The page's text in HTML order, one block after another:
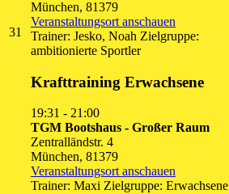
31
31.
August
München, 81379
Veranstaltungsort anschauen
Trainer: Jesko, Noah Zielgruppe:
ambitionierte Sportler
Krafttraining Erwachsene
19:31 - 21:00
TGM Bootshaus - Großer Raum
Zentralländstr. 4
München, 81379
Veranstaltungsort anschauen
Trainer: Maxi Zielgruppe: Erwachsene